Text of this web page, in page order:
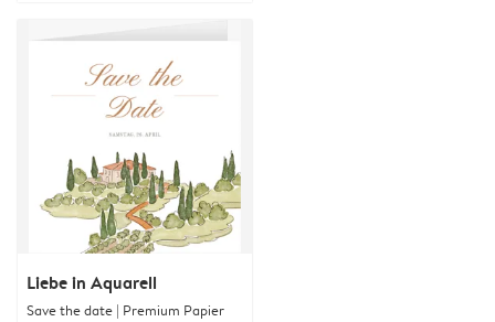
Liebe in Aquarell
Save the date | Premium Papier